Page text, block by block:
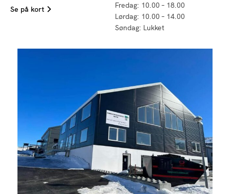
Se på kort
Fredag: 10.00 – 18.00
Lørdag: 10.00 – 14.00
Søndag: Lukket